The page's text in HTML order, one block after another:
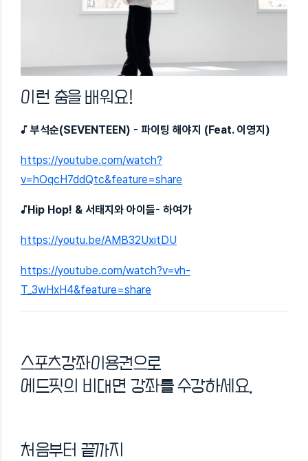
이런 춤을 배워요!
♪ 부석순(SEVENTEEN) - 파이팅 해야지 (Feat. 이영지)
https://youtube.com/watch?
v=hOqcH7ddQtc&feature=share
♪Hip Hop! & 서태지와 아이들- 하여가
https://youtu.be/AMB32UxitDU
https://youtube.com/watch?v=vh-
T_3wHxH4&feature=share
스포츠강좌이용권으로
에드핏의 비대면 강좌를 수강하세요.
처음부터 끝까지